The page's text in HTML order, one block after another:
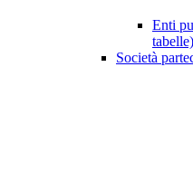
Enti
tabelle)
Società